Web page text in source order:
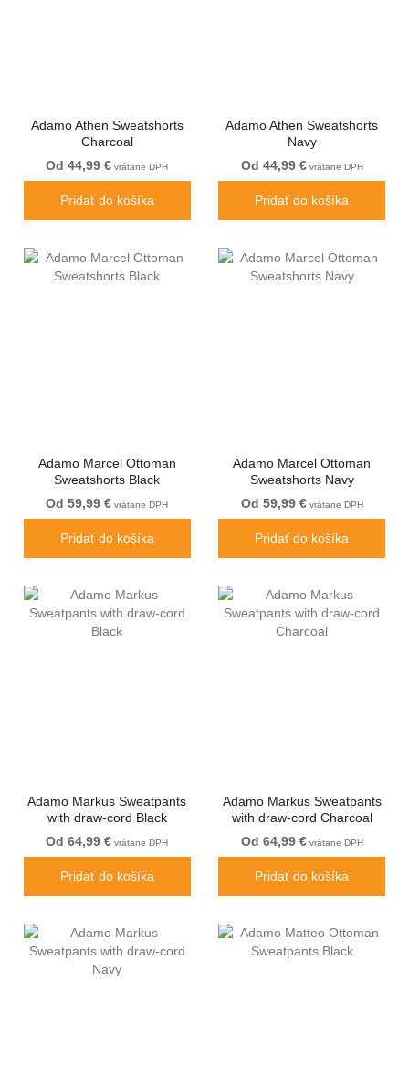
Adamo Athen Sweatshorts
Charcoal
Od 44,99 € vrátane DPH
Pridať do košíka
Adamo Athen Sweatshorts
Navy
Od 44,99 €vrátane DPH
Pridať do košíka
Adamo Marcel Ottoman
Sweatshorts Black
Od 59,99 € vrátane DPH
Pridať do košíka
Adamo Marcel Ottoman
Sweatshorts Navy
Od 59,99 €vrátane DPH
Pridať do košíka
Adamo Markus Sweatpants
with draw-cord Black
Od 64,99 € vrátane DPH
Pridať do košíka
Adamo Markus Sweatpants
with draw-cord Charcoal
Od 64,99 €vrátane DPH
Pridať do košíka